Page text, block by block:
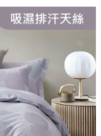
」於每月結算日後寄送繳費提
碼／台灣大直營門市／銀行轉
。
以下簡稱本公司）所提供，讓
，並由商店將買賣／分期付款
帳單繳交帳款。
關係目的，商店將以您的個人
哥大進項蒐集、處理及利用，
認、核對及更正。
oppay.tw/userRule
將跳轉至「AFTEE先享後付」
完成結帳。
。
中的連結，可透過四大超商／
為交易完成。
但若您需要取消訂單，請聯絡
視為有效，需透過AFTEE先享
結帳頁面顯示為準，若有關於
問，請聯繫「AFTEE先享後付
support/home